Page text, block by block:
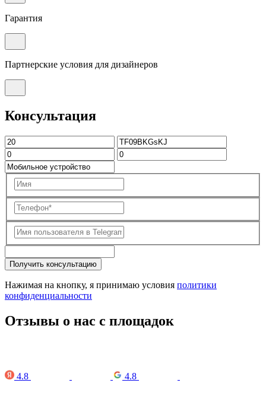
Гарантия
Партнерские условия для дизайнеров
Консультация
Получить консультацию
Нажимая на кнопку, я принимаю условия политики
конфиденциальности
Отзывы о нас с площадок
4.8 4.8